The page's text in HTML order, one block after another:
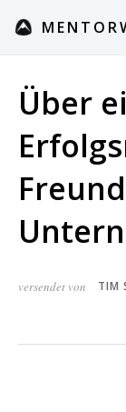
Über
versendet von TIM